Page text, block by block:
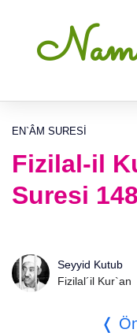
EN`ÂM SURESI
Fizilal-il
Suresi
Seyyid Kutub
Fizilal´il Kur`an
❬